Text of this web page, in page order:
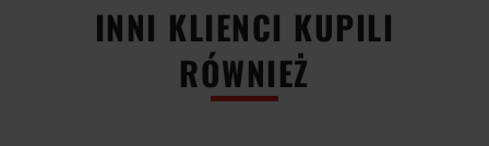
INNI KLIENCI KUPILI
RÓWNIEŻ